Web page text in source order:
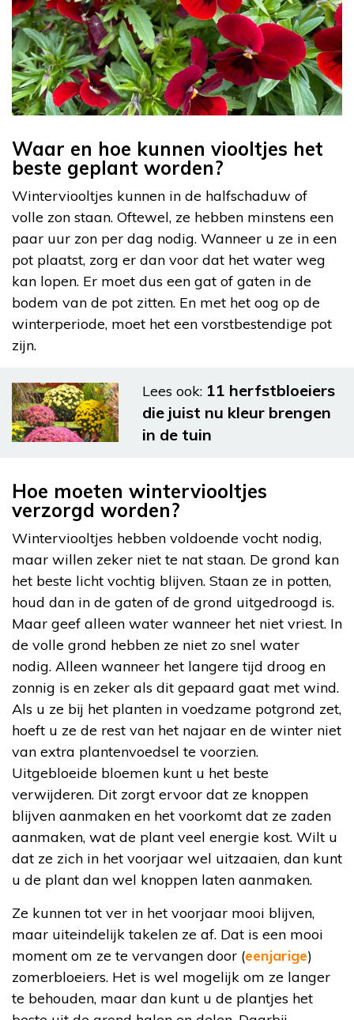
Waar en hoe kunnen viooltjes het
beste geplant worden?
Winterviooltjes kunnen in de halfschaduw of
volle zon staan. Oftewel, ze hebben minstens een
paar uur zon per dag nodig. Wanneer u ze in een
pot plaatst, zorg er dan voor dat het water weg
kan lopen. Er moet dus een gat of gaten in de
bodem van de pot zitten. En met het oog op de
winterperiode, moet het een vorstbestendige pot
zijn.
Lees ook: 11 herfstbloeiers
die juist nu kleur brengen
in de tuin
Hoe moeten winterviooltjes
verzorgd worden?
Winterviooltjes hebben voldoende vocht nodig,
maar willen zeker niet te nat staan. De grond kan
het beste licht vochtig blijven. Staan ze in potten,
houd dan in de gaten of de grond uitgedroogd is.
Maar geef alleen water wanneer het niet vriest. In
de volle grond hebben ze niet zo snel water
nodig. Alleen wanneer het langere tijd droog en
zonnig is en zeker als dit gepaard gaat met wind.
Als u ze bij het planten in voedzame potgrond zet,
hoeft u ze de rest van het najaar en de winter niet
van extra plantenvoedsel te voorzien.
Uitgebloeide bloemen kunt u het beste
verwijderen. Dit zorgt ervoor dat ze knoppen
blijven aanmaken en het voorkomt dat ze zaden
aanmaken, wat de plant veel energie kost. Wilt u
dat ze zich in het voorjaar wel uitzaaien, dan kunt
u de plant dan wel knoppen laten aanmaken.
Ze kunnen tot ver in het voorjaar mooi blijven,
maar uiteindelijk takelen ze af. Dat is een mooi
moment om ze te vervangen door (eenjarige)
zomerbloeiers. Het is wel mogelijk om ze langer
te behouden, maar dan kunt u de plantjes het